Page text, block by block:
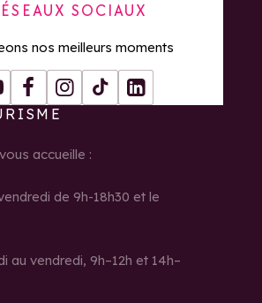
SOCIAUX
nos meilleurs moments
FacebookInstagram
Tiktok LinkedIn
accueille :
de 9h-18h30 et le
au vendredi, 9h–12h et 14h–